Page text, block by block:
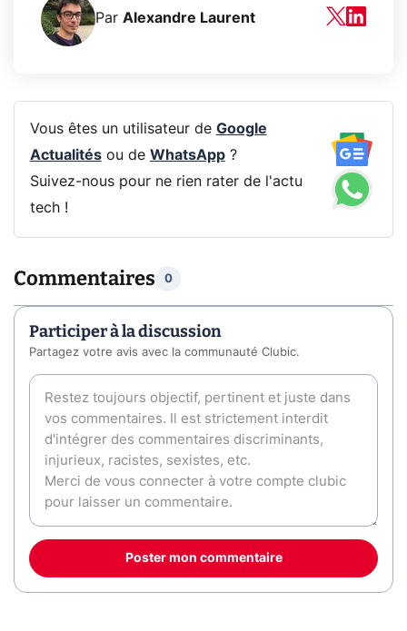
Par Alexandre Laurent
Vous êtes un utilisateur de Google
Actualitésou de WhatsApp?
Suivez-nous pour ne rien rater de l'actu
tech !
Commentaires 0
Participer à la discussion
Partagez votre avis avec la communauté Clubic.
Poster mon commentaire